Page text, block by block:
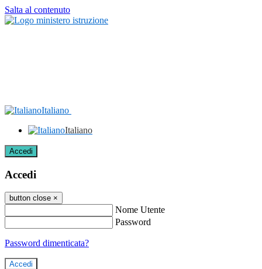
Salta al contenuto
Italiano
Italiano
Accedi
Accedi
button close ×
Nome Utente
Password
Password dimenticata?